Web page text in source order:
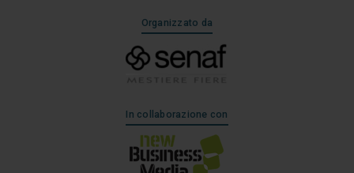
Organizzato da
In collaborazione con